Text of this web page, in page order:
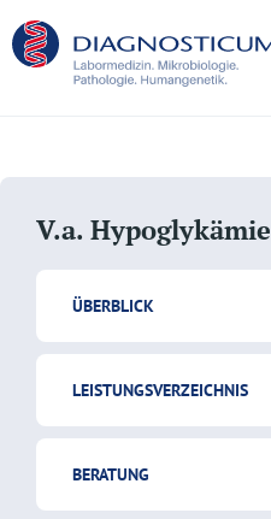
V.a. Hypoglykämie
ÜBERBLICK
LEISTUNGSVERZEICHNIS
BERATUNG